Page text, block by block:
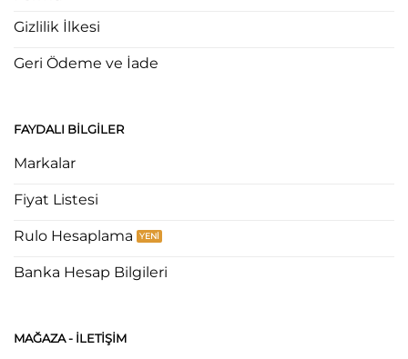
Gizlilik İlkesi
Geri Ödeme ve İade
FAYDALI BILGILER
Markalar
Fiyat Listesi
Rulo Hesaplama
Banka Hesap Bilgileri
MAĞAZA - ILETIŞIM